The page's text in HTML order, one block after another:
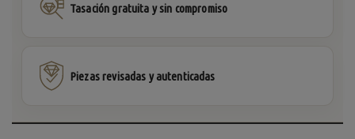
Tasación gratuita y sin compromiso
Piezas revisadas y autenticadas